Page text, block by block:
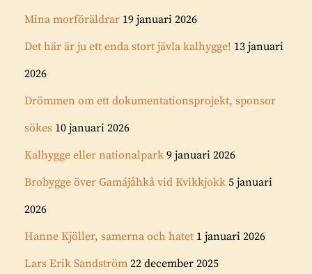
Mina morföräldrar 19 januari 2026
Det här är ju ett enda stort jävla kalhygge! 13 januari
2026
Drömmen om ett dokumentationsprojekt, sponsor
sökes 10 januari 2026
Kalhygge eller nationalpark 9 januari 2026
Brobygge över Gamájåhkå vid Kvikkjokk 5 januari
2026
Hanne Kjöller, samerna och hatet 1 januari 2026
Lars Erik Sandström 22 december 2025